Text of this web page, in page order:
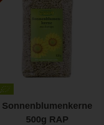
Sonnenblumenkerne
500g RAP